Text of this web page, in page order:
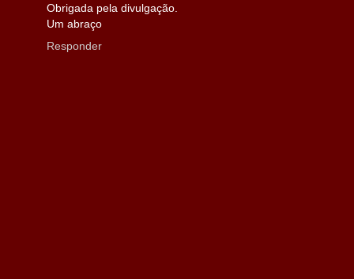
Obrigada pela divulgação.
Um abraço
Responder